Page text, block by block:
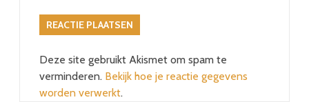
Deze site gebruikt Akismet om spam te
verminderen. Bekijk hoe je reactie gegevens
worden verwerkt.